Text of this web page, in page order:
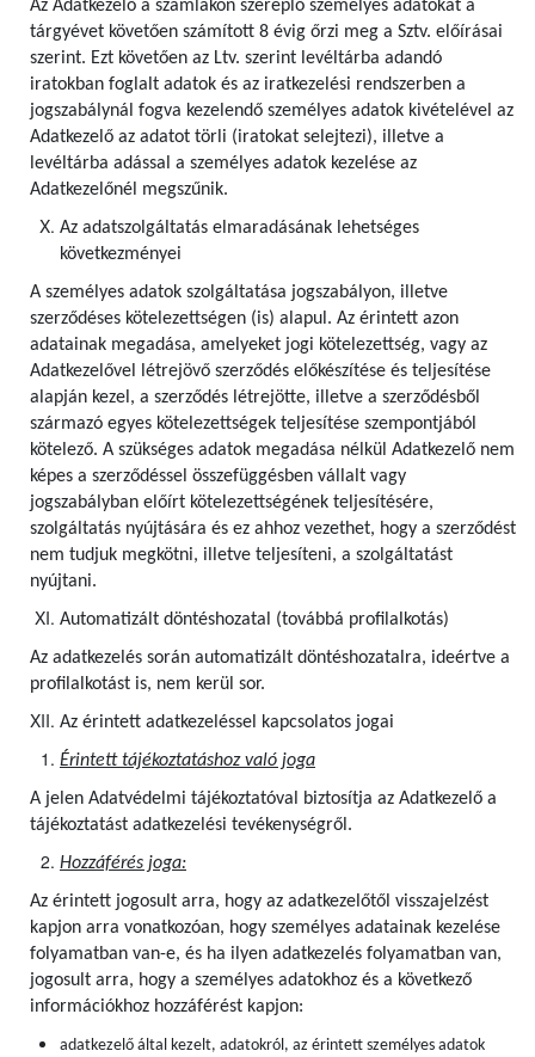
Az Adatkezelő a számlákon szereplő személyes adatokat a
tárgyévet követően számított 8 évig őrzi meg a Sztv. előírásai
szerint. Ezt követően az Ltv. szerint levéltárba adandó
iratokban foglalt adatok és az iratkezelési rendszerben a
jogszabálynál fogva kezelendő személyes adatok kivételével az
Adatkezelő az adatot törli (iratokat selejtezi), illetve a
levéltárba adással a személyes adatok kezelése az
Adatkezelőnél megszűnik.
Az adatszolgáltatás elmaradásának lehetséges
következményei
A személyes adatok szolgáltatása jogszabályon, illetve
szerződéses kötelezettségen (is) alapul. Az érintett azon
adatainak megadása, amelyeket jogi kötelezettség, vagy az
Adatkezelővel létrejövő szerződés előkészítése és teljesítése
alapján kezel, a szerződés létrejötte, illetve a szerződésből
származó egyes kötelezettségek teljesítése szempontjából
kötelező. A szükséges adatok megadása nélkül Adatkezelő nem
képes a szerződéssel összefüggésben vállalt vagy
jogszabályban előírt kötelezettségének teljesítésére,
szolgáltatás nyújtására és ez ahhoz vezethet, hogy a szerződést
nem tudjuk megkötni, illetve teljesíteni, a szolgáltatást
nyújtani.
Automatizált döntéshozatal (továbbá profilalkotás)
Az adatkezelés során automatizált döntéshozatalra, ideértve a
profilalkotást is, nem kerül sor.
Az érintett adatkezeléssel kapcsolatos jogai
Érintett tájékoztatáshoz való joga
A jelen Adatvédelmi tájékoztatóval biztosítja az Adatkezelő a
tájékoztatást adatkezelési tevékenységről.
Hozzáférés joga:
Az érintett jogosult arra, hogy az adatkezelőtől visszajelzést
kapjon arra vonatkozóan, hogy személyes adatainak kezelése
folyamatban van-e, és ha ilyen adatkezelés folyamatban van,
jogosult arra, hogy a személyes adatokhoz és a következő
információkhoz hozzáférést kapjon:
adatkezelő által kezelt, adatokról, az érintett személyes adatok